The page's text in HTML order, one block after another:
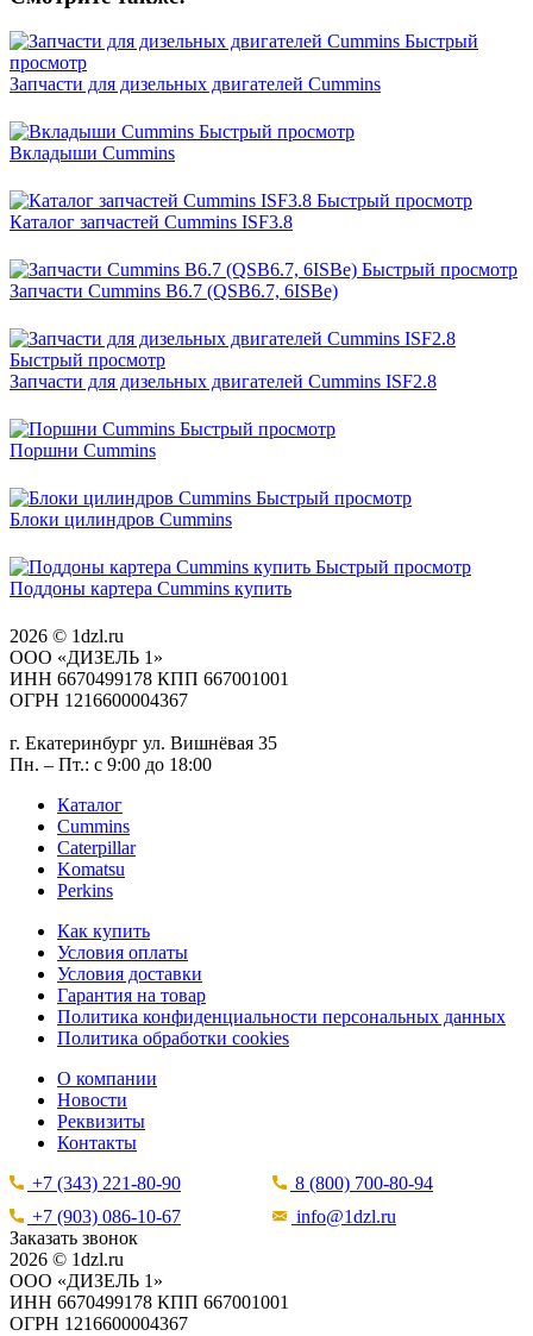
Быстрый
просмотр
Запчасти для дизельных двигателей Cummins
Быстрый просмотр
Вкладыши Cummins
Быстрый просмотр
Каталог запчастей Cummins ISF3.8
Быстрый просмотр
Запчасти Cummins B6.7 (QSB6.7, 6ISBe)
Быстрый просмотр
Запчасти для дизельных двигателей Cummins ISF2.8
Быстрый просмотр
Поршни Cummins
Быстрый просмотр
Блоки цилиндров Cummins
Быстрый просмотр
Поддоны картера Cummins купить
2026 © 1dzl.ru
ООО «ДИЗЕЛЬ 1»
ИНН 6670499178 КПП 667001001
ОГРН 1216600004367
г. Екатеринбург ул. Вишнёвая 35
Пн. – Пт.: с 9:00 до 18:00
Каталог
Cummins
Caterpillar
Komatsu
Perkins
Как купить
Условия оплаты
Условия доставки
Гарантия на товар
Политика конфиденциальности персональных данных
Политика обработки cookies
О компании
Новости
Реквизиты
Контакты
+7 (343) 221-80-90
8 (800) 700-80-94
+7 (903) 086-10-67
info@1dzl.ru
Заказать звонок
2026 © 1dzl.ru
ООО «ДИЗЕЛЬ 1»
ИНН 6670499178 КПП 667001001
ОГРН 1216600004367